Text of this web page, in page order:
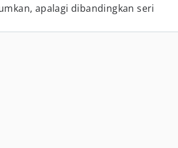
apalagi dibandingkan seri